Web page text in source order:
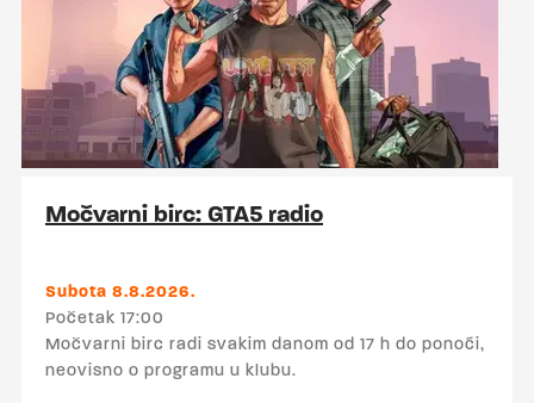
Hidra, Aspall cider) ▬▬▬ Upad: 0 € Trajanje:
17:00 – 24:00 Više o ponudi Močvarnog birca
pogledajte ovdje.
Močvarni birc: GTA5 radio
Subota 8.8.2026.
Početak 17:00
Močvarni birc radi svakim danom od 17 h do ponoći,
neovisno o programu u klubu.